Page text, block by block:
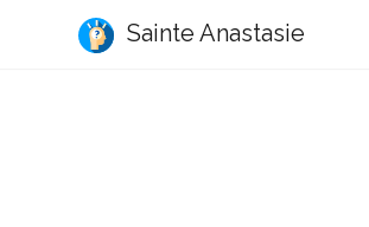
Sainte Anastasie